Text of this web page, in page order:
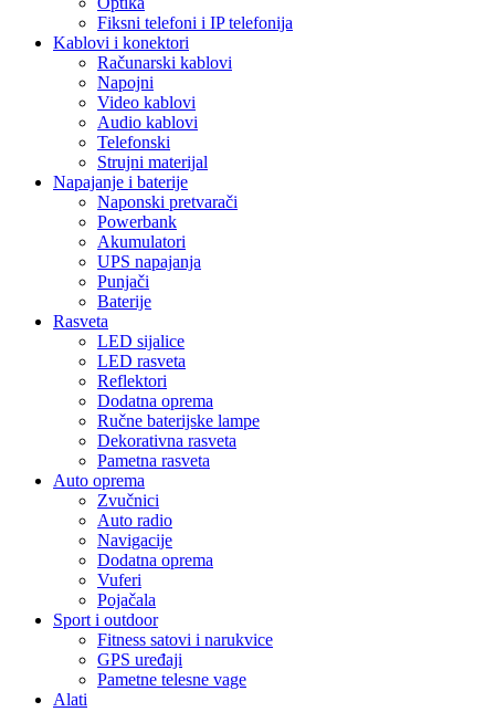
Fiksni telefoni i IP telefonija
Kablovi i konektori
Računarski kablovi
Napojni
Video kablovi
Audio kablovi
Telefonski
Strujni materijal
Napajanje i baterije
Naponski pretvarači
Powerbank
Akumulatori
UPS napajanja
Punjači
Baterije
Rasveta
LED sijalice
LED rasveta
Reflektori
Dodatna oprema
Ručne baterijske lampe
Dekorativna rasveta
Pametna rasveta
Auto oprema
Zvučnici
Auto radio
Navigacije
Dodatna oprema
Vuferi
Pojačala
Sport i outdoor
Fitness satovi i narukvice
GPS uređaji
Pametne telesne vage
Alati